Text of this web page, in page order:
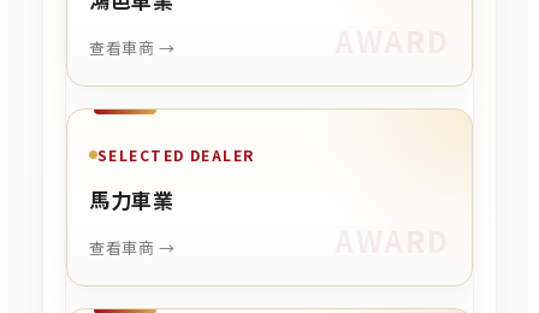
查看車商 →
SELECTED DEALER
馬力車業
查看車商 →